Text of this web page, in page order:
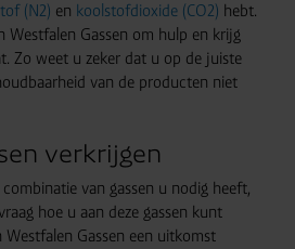
(N2) en koolstofdioxide (CO2) hebt.
Westfalen Gassen om hulp en krijg
Zo weet u zeker dat u op de juiste
van de producten niet
verkrijgen
van gassen u nodig heeft,
hoe u aan deze gassen kunt
Gassen een uitkomst